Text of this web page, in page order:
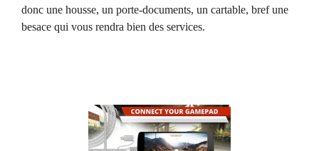
donc une housse, un porte-documents, un cartable, bref une
besace qui vous rendra bien des services.